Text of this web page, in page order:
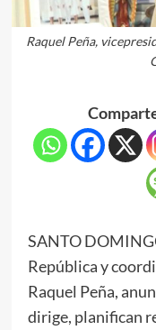
Raquel Peña,
SANTO
República y
Raquel Peña,
dirige, planifican